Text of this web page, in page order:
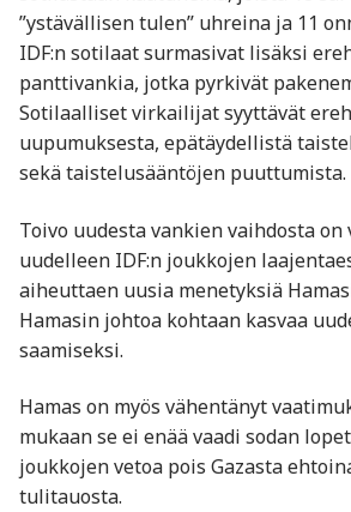
”ystävällisen tulen” uhreina ja 11
IDF:n sotilaat surmasivat lisäksi
panttivankia, jotka pyrkivät
Sotilaalliset virkailijat syyttävät
uupumuksesta, epätäydellistä
sekä taistelusääntöjen puuttumista.
Toivo uudesta vankien vaihdosta on
uudelleen IDF:n joukkojen
aiheuttaen uusia menetyksiä
Hamasin johtoa kohtaan kasvaa
saamiseksi.
Hamas on myös vähentänyt
mukaan se ei enää vaadi sodan
joukkojen vetoa pois Gazasta
tulitauosta.